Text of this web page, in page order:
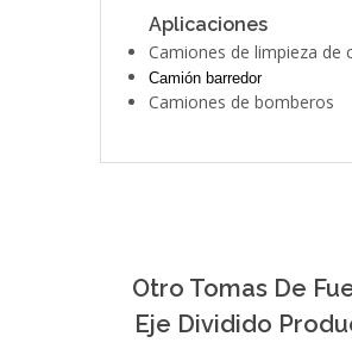
Aplicaciones
Camiones de limpieza de
Camión barredor
Camiones de bomberos
Otro Tomas De
Eje Dividido